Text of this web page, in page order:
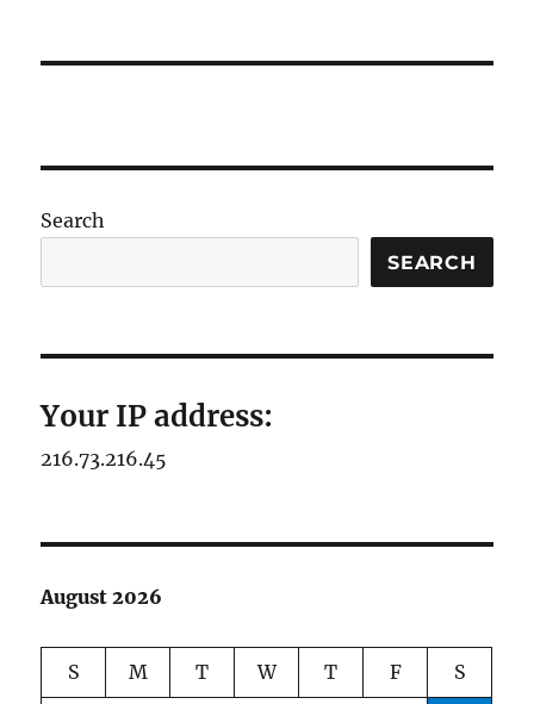
Search
SEARCH
Your IP address:
216.73.216.45
August 2026
S M T W T F S